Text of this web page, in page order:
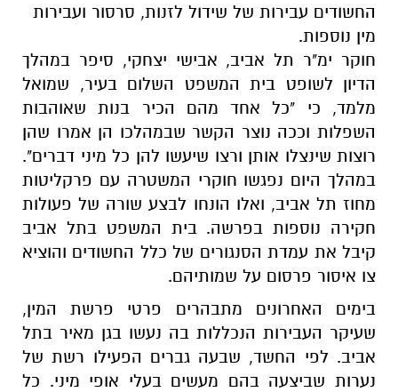
החשודים עבירות של שידול לזנות, סרסור ועבירות
מין נוספות.
חוקר ימ"ר תל אביב, אבישי יצחקי, סיפר במהלך
הדיון לשופט בית המשפט השלום בעיר, שמואל
מלמד, כי "כל אחד מהם הכיר בנות שאוהבות
השפלות וככה נוצר הקשר שבמהלכו הן אמרו שהן
רוצות שינצלו אותן ורצו שיעשו להן כל מיני דברים".
במהלך היום נפגשו חוקרי המשטרה עם פרקליטות
מחוז תל אביב, ואלו הונחו לבצע שורה של פעולות
חקירה נוספות בפרשה. בית המשפט בתל אביב
קיבל את עמדת הסנגורים של כלל החשודים והוציא
צו איסור פרסום על שמותיהם.
בימים האחרונים מתבהרים פרטי פרשת המין,
שעיקר העבירות הנכללות בה נעשו בגן מאיר בתל
אביב. לפי החשד, שבעה גברים הפעילו רשת של
נערות שביצעה בהם מעשים בעלי אופי מיני. כל